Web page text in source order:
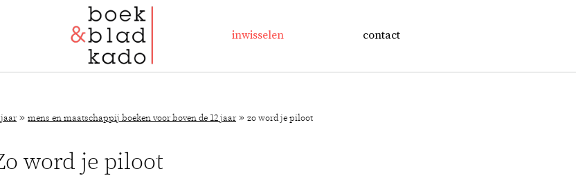
inwisselen contact
» mens en maatschappij boeken voor boven de 12 jaar» zo word je piloot
word je piloot